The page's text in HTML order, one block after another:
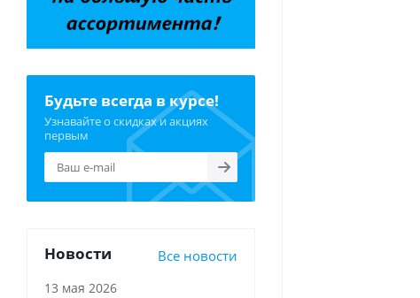
Будьте всегда в курсе!
Узнавайте о скидках и акциях
первым
Новости Все новости
13 мая 2026